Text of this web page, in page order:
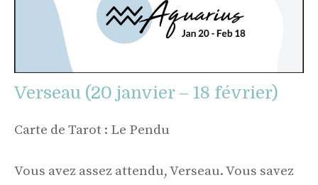
Verseau (20 janvier – 18 février)
Carte de Tarot : Le Pendu
Vous avez assez attendu, Verseau. Vous savez